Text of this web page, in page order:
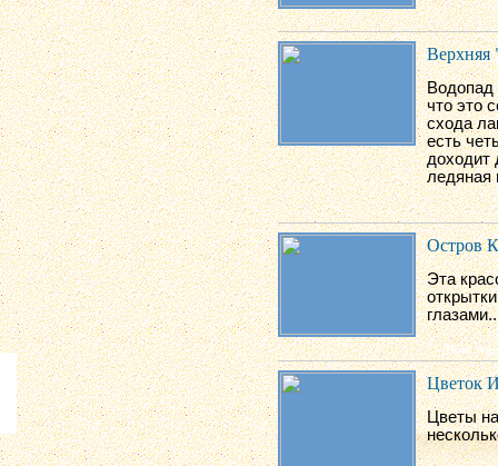
Верхняя
Водопад
что это
схода
есть
доходит
ледяная
Остров
Эта
Цветок
Цветы